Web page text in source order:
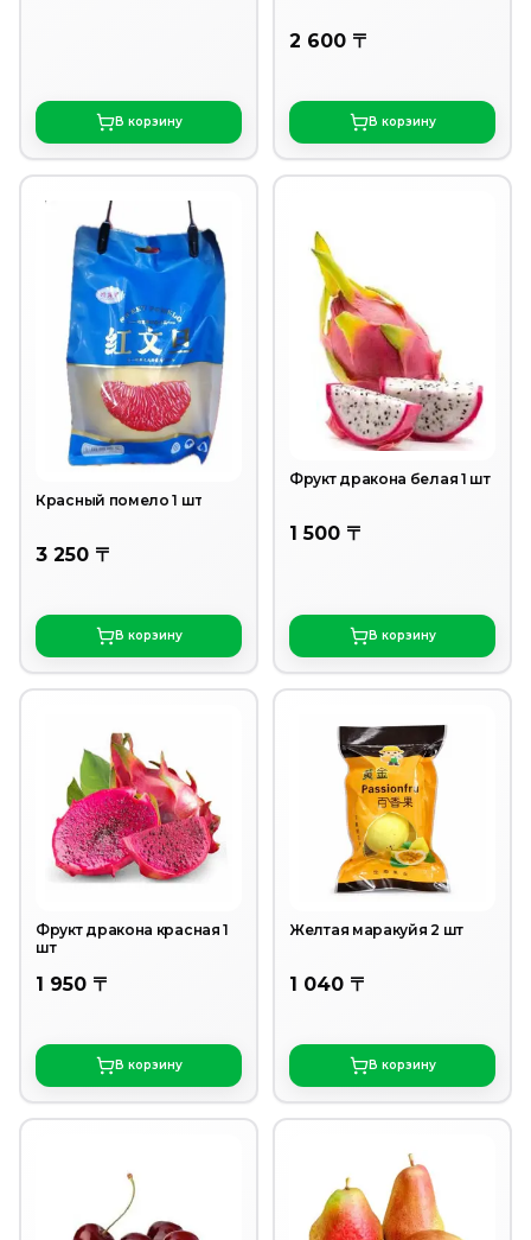
В корзину
2 600 〒
В корзину
Красный помело 1 шт
3 250 〒
В корзину
Фрукт дракона белая 1 шт
1 500 〒
В корзину
Фрукт дракона красная 1
шт
1 950 〒
В корзину
Желтая маракуйя 2 шт
1 040 〒
В корзину